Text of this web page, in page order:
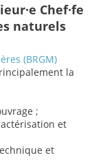
Chef·fe
naturels
(BRGM)
la
;
et
et